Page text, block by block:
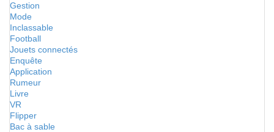
Gestion
Mode
Inclassable
Football
Jouets connectés
Enquête
Application
Rumeur
Livre
VR
Flipper
Bac à sable